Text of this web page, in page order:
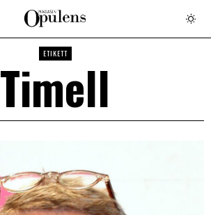
ETIKETT
Timell